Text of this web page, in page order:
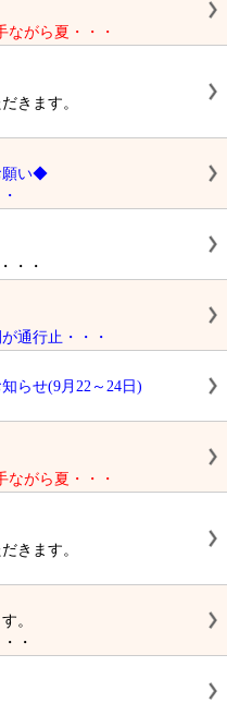
ながら夏・・・
きます。
願い◆
・・
通行止・・・
らせ(9月22～24日)
ながら夏・・・
きます。
。
・